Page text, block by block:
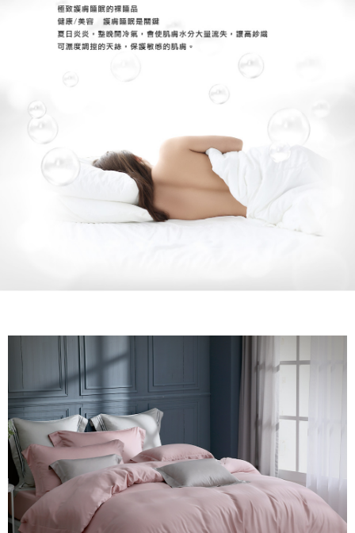
請求用戶進行身份認證。
５．嚴禁一人註冊多個帳號或使用他人資訊註冊。若發現惡意使用之情形，
恩沛科技股份有限公司將有權停止該用戶之使用額度並採取法律行動。